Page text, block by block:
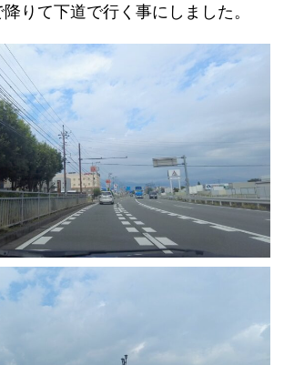
りて下道で行く事にしました。